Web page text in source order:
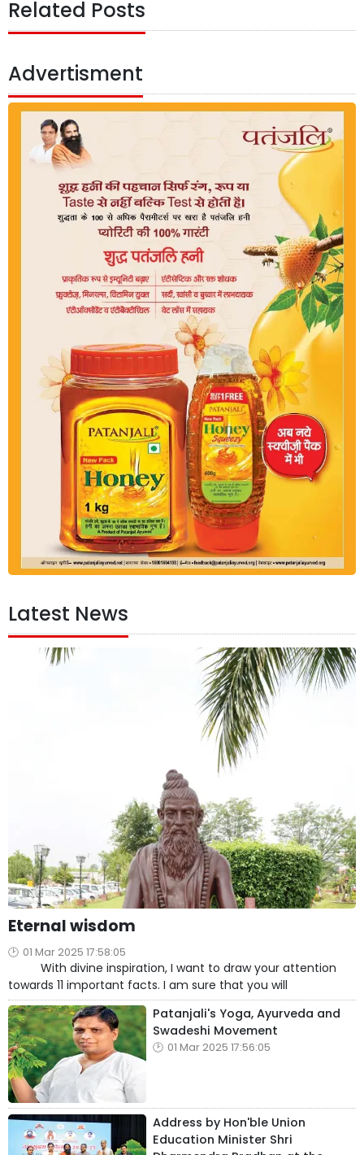
Related Posts
Advertisment
Latest News
Eternal wisdom
01 Mar 2025 17:58:05
With divine inspiration, I want to draw your attention
towards 11 important facts. I am sure that you will
Patanjali's Yoga, Ayurveda and
Swadeshi Movement
01 Mar 2025 17:56:05
Address by Hon'ble Union
Education Minister Shri